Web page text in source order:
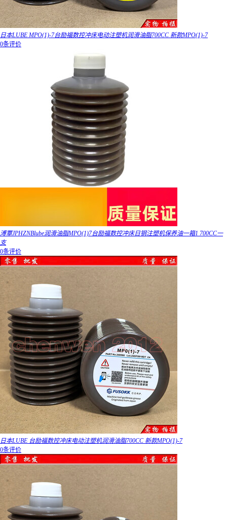
日本LUBE MPO(1)-7台励福数控冲床电动注塑机润滑油脂700CC 新款MPO(1)-7
0条评价
溥覃JPHZNBlube润滑油脂MPO(1)7台励福数控冲床日钢注塑机保养油一箱1 700CC一
支
0条评价
日本LUBE 台励福数控冲床电动注塑机润滑油脂700CC 新款MPO(1)-7
0条评价